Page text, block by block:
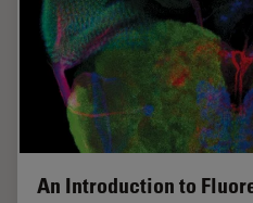
An Introduction to